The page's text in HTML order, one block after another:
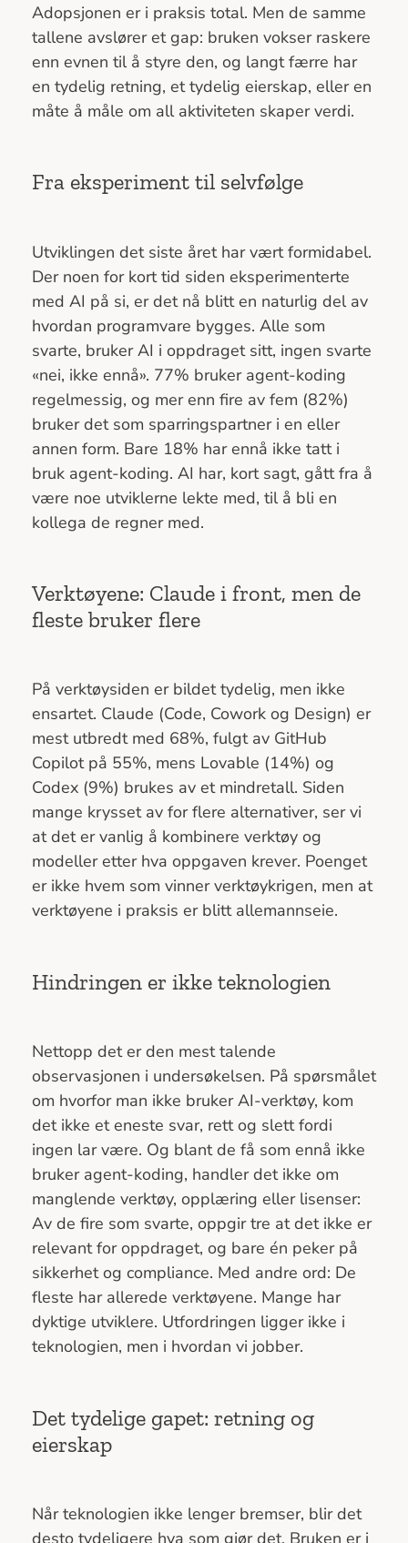
Adopsjonen er i praksis total. Men de samme
tallene avslører et gap: bruken vokser raskere
enn evnen til å styre den, og langt færre har
en tydelig retning, et tydelig eierskap, eller en
måte å måle om all aktiviteten skaper verdi.
Fra eksperiment til selvfølge
Utviklingen det siste året har vært formidabel.
Der noen for kort tid siden eksperimenterte
med AI på si, er det nå blitt en naturlig del av
hvordan programvare bygges. Alle som
svarte, bruker AI i oppdraget sitt, ingen svarte
«nei, ikke ennå». 77% bruker agent-koding
regelmessig, og mer enn fire av fem (82%)
bruker det som sparringspartner i en eller
annen form. Bare 18% har ennå ikke tatt i
bruk agent-koding. AI har, kort sagt, gått fra å
være noe utviklerne lekte med, til å bli en
kollega de regner med.
Verktøyene: Claude i front, men de
fleste bruker flere
På verktøysiden er bildet tydelig, men ikke
ensartet. Claude (Code, Cowork og Design) er
mest utbredt med 68%, fulgt av GitHub
Copilot på 55%, mens Lovable (14%) og
Codex (9%) brukes av et mindretall. Siden
mange krysset av for flere alternativer, ser vi
at det er vanlig å kombinere verktøy og
modeller etter hva oppgaven krever. Poenget
er ikke hvem som vinner verktøykrigen, men at
verktøyene i praksis er blitt allemannseie.
Hindringen er ikke teknologien
Nettopp det er den mest talende
observasjonen i undersøkelsen. På spørsmålet
om hvorfor man ikke bruker AI-verktøy, kom
det ikke et eneste svar, rett og slett fordi
ingen lar være. Og blant de få som ennå ikke
bruker agent-koding, handler det ikke om
manglende verktøy, opplæring eller lisenser:
Av de fire som svarte, oppgir tre at det ikke er
relevant for oppdraget, og bare én peker på
sikkerhet og compliance. Med andre ord: De
fleste har allerede verktøyene. Mange har
dyktige utviklere. Utfordringen ligger ikke i
teknologien, men i hvordan vi jobber.
Det tydelige gapet: retning og
eierskap
Når teknologien ikke lenger bremser, blir det